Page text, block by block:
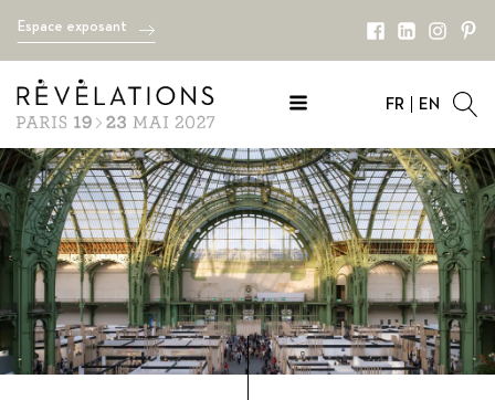
Espace exposant
FR EN